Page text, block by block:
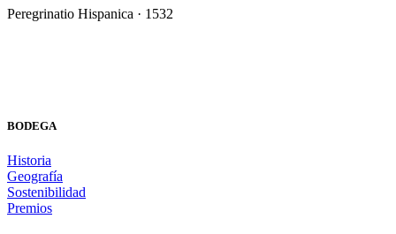
Peregrinatio Hispanica · 1532
BODEGA
Historia
Geografía
Sostenibilidad
Premios